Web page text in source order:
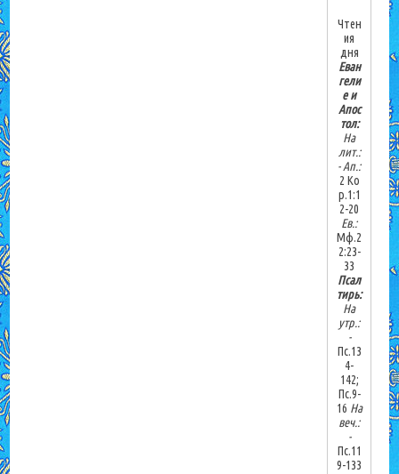
Чтен
ия
дня
Еван
гели
е и
Апос
тол:
На
лит.:
-Ап.:
2 Ко
р.1:1
2-20
Ев.:
Мф.2
2:23-
33
Псал
тирь:
На
утр.:
-
Пс.13
4-
142;
Пс.9-
16 На
веч.:
-
Пс.11
9-133